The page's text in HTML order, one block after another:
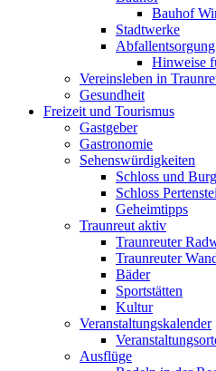
Bauhof
Stadtwerke
Abfallentsorgung
Hinweise
Vereinsleben in
Gesundheit
Freizeit und Tourismus
Gastgeber
Gastronomie
Sehenswürdigkeiten
Schloss und
Schloss
Geheimtipps
Traunreut aktiv
Traunreuter
Traunreuter
Bäder
Sportstätten
Kultur
Veranstaltungskalender
Ausflüge